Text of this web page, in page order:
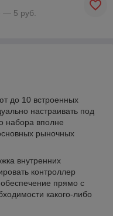
— 5 руб.
до 10 встроенных
настраивать под
набора вполне
рыночных
внутренних
контроллер
прямо с
какого-либо